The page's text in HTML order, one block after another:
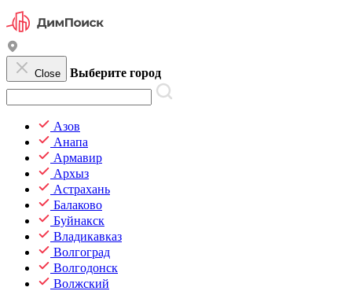
Close Выберите город
Азов
Анапа
Армавир
Архыз
Астрахань
Балаково
Буйнакск
Владикавказ
Волгоград
Волгодонск
Волжский